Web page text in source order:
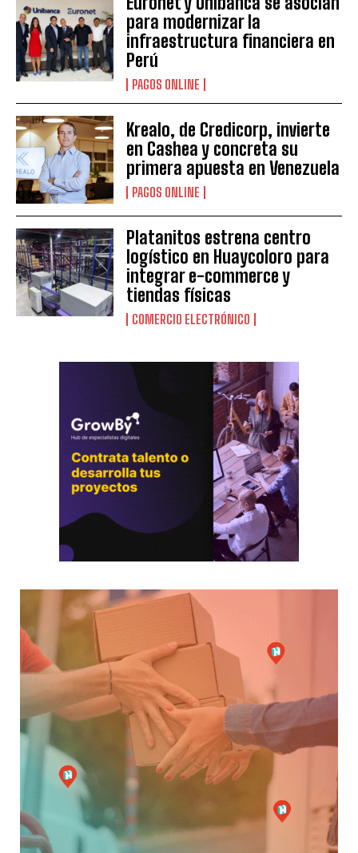
para modernizar la
infraestructura financiera en
Perú
PAGOS ONLINE
Krealo, de Credicorp, invierte
en Cashea y concreta su
primera apuesta en Venezuela
PAGOS ONLINE
Platanitos estrena centro
logístico en Huaycoloro para
integrar e-commerce y
tiendas físicas
COMERCIO ELECTRÓNICO